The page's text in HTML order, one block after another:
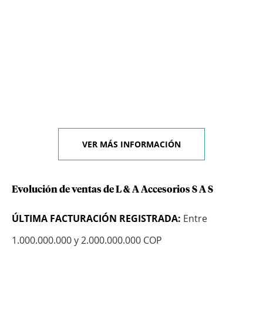
VER MÁS INFORMACIÓN
Evolución de ventas de L & A Accesorios S A S
ÚLTIMA FACTURACIÓN REGISTRADA: Entre
1.000.000.000 y 2.000.000.000 COP